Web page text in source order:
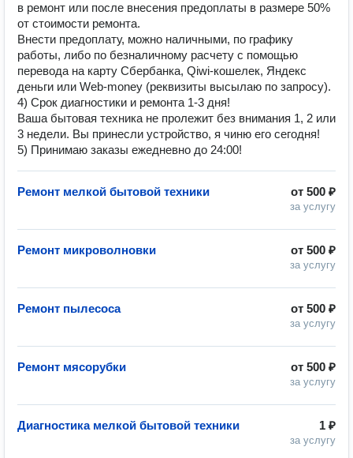
в ремонт или после внесения предоплаты в размере 50%
от стоимости ремонта.
Внести предоплату, можно наличными, по графику
работы, либо по безналичному расчету с помощью
перевода на карту Сбербанка, Qiwi-кошелек, Яндекс
деньги или Web-money (реквизиты высылаю по запросу).
4) Срок диагностики и ремонта 1-3 дня!
Ваша бытовая техника не пролежит без внимания 1, 2 или
3 недели. Вы принесли устройство, я чиню его сегодня!
5) Принимаю заказы ежедневно до 24:00!
от 500 ₽
за услугу
Ремонт мелкой бытовой техники
от 500 ₽
за услугу
Ремонт микроволновки
от 500 ₽
за услугу
Ремонт пылесоса
от 500 ₽
за услугу
Ремонт мясорубки
1 ₽
за услугу
Диагностика мелкой бытовой техники